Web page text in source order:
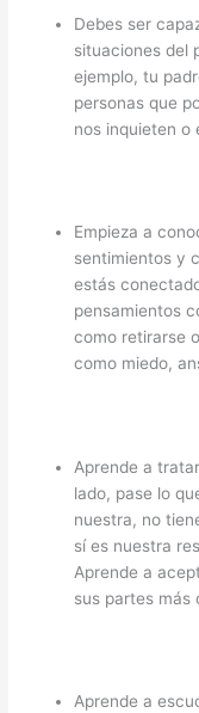
Debes ser
situaciones del
ejemplo, tu
personas que
nos inquieten o
Empieza a
sentimientos y
estás
pensamientos
como retirarse
como miedo,
Aprende a
lado, pase lo
nuestra, no
sí es nuestra
Aprende a
sus partes más
Aprende a